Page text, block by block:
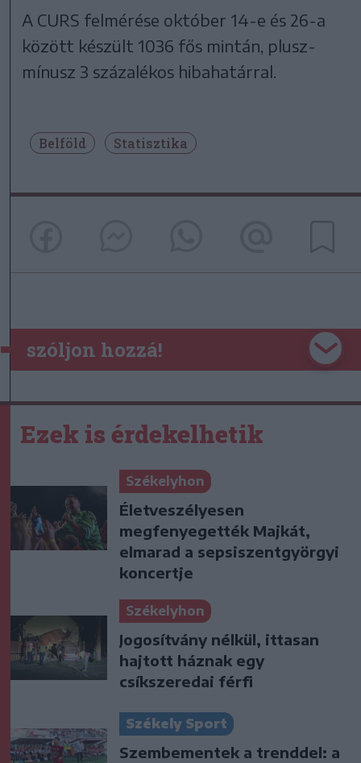
A CURS felmérése október 14-e és 26-a
között készült 1036 fős mintán, plusz-
mínusz 3 százalékos hibahatárral.
Belföld Statisztika
szóljon hozzá!
Ezek is érdekelhetik
Székelyhon
Életveszélyesen
megfenyegették Majkát,
elmarad a sepsiszentgyörgyi
koncertje
Székelyhon
Jogosítvány nélkül, ittasan
hajtott háznak egy
csíkszeredai férfi
Székely Sport
Szembementek a trenddel: a